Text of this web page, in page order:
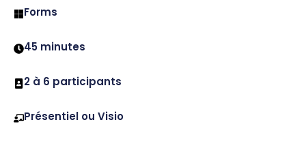
Forms
45 minutes
2 à 6 participants
Présentiel ou Visio